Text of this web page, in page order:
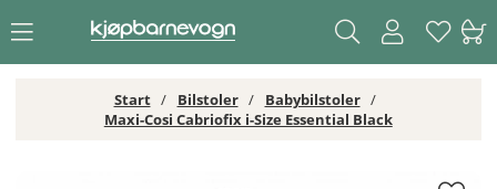
Start Bilstoler
Babybilstoler
Maxi-Cosi Cabriofix i-Size Essential Black